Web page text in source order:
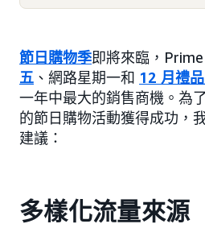
節日購物季即將來臨，
五 、網路星期一和 12 月禮
一年中最大的銷售商機。為
的節日購物活動獲得成功，
建議：
多樣化流量來源